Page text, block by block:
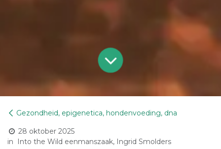
Gezondheid, epigenetica, hondenvoeding, dna
28 oktober 2025
in
Into the Wild eenmanszaak, Ingrid Smolders